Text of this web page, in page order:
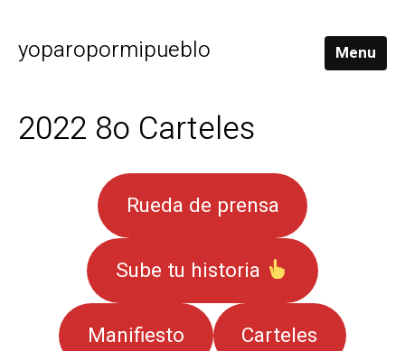
yoparopormipueblo Menu
2022 8o Carteles
Rueda de prensa
Sube tu historia
Manifiesto Carteles